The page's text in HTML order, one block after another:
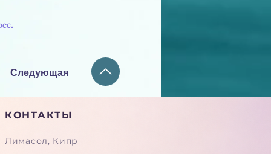
Следующая
КОНТАКТЫ
Лимасол, Кипр